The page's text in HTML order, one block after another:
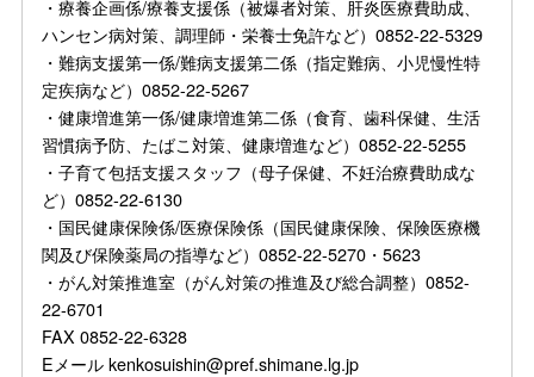
・療養企画係/療養支援係（被爆者対策、肝炎医療費助成、
ハンセン病対策、調理師・栄養士免許など）0852-22-5329
・難病支援第一係/難病支援第二係（指定難病、小児慢性特
定疾病など）0852-22-5267
・健康増進第一係/健康増進第二係（食育、歯科保健、生活
習慣病予防、たばこ対策、健康増進など）0852-22-5255
・子育て包括支援スタッフ（母子保健、不妊治療費助成な
ど）0852-22-6130
・国民健康保険係/医療保険係（国民健康保険、保険医療機
関及び保険薬局の指導など）0852-22-5270・5623
・がん対策推進室（がん対策の推進及び総合調整）0852-
22-6701
FAX 0852-22-6328
Eメール kenkosuishin@pref.shimane.lg.jp